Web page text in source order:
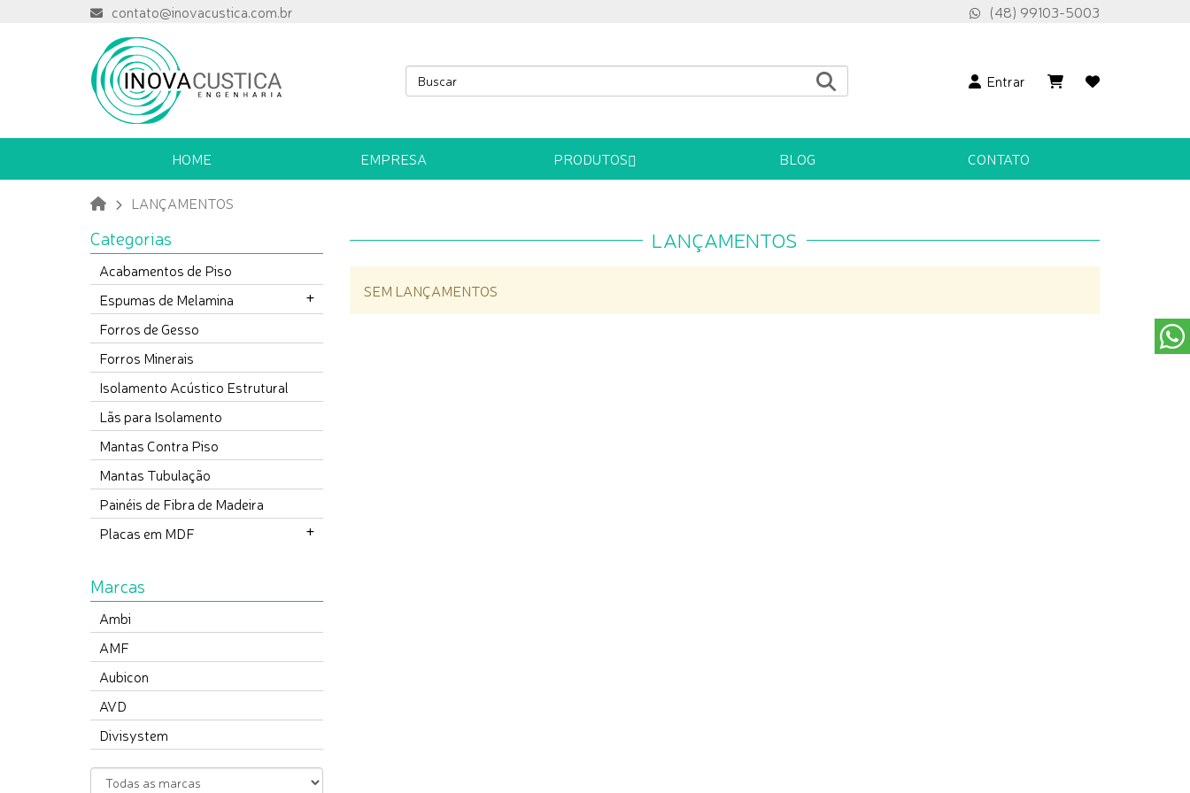
contato@inovacustica.com.br (48) 99103-5003
Entrar
HOME EMPRESA PRODUTOS BLOG CONTATO
LANÇAMENTOS
Categorias
Acabamentos de Piso
Espumas de Melamina
Forros de Gesso
Forros Minerais
Isolamento Acústico Estrutural
Lãs para Isolamento
Mantas Contra Piso
Mantas Tubulação
Painéis de Fibra de Madeira
Placas em MDF
Marcas
Ambi
AMF
Aubicon
AVD
Divisystem
LANÇAMENTOS
SEM LANÇAMENTOS